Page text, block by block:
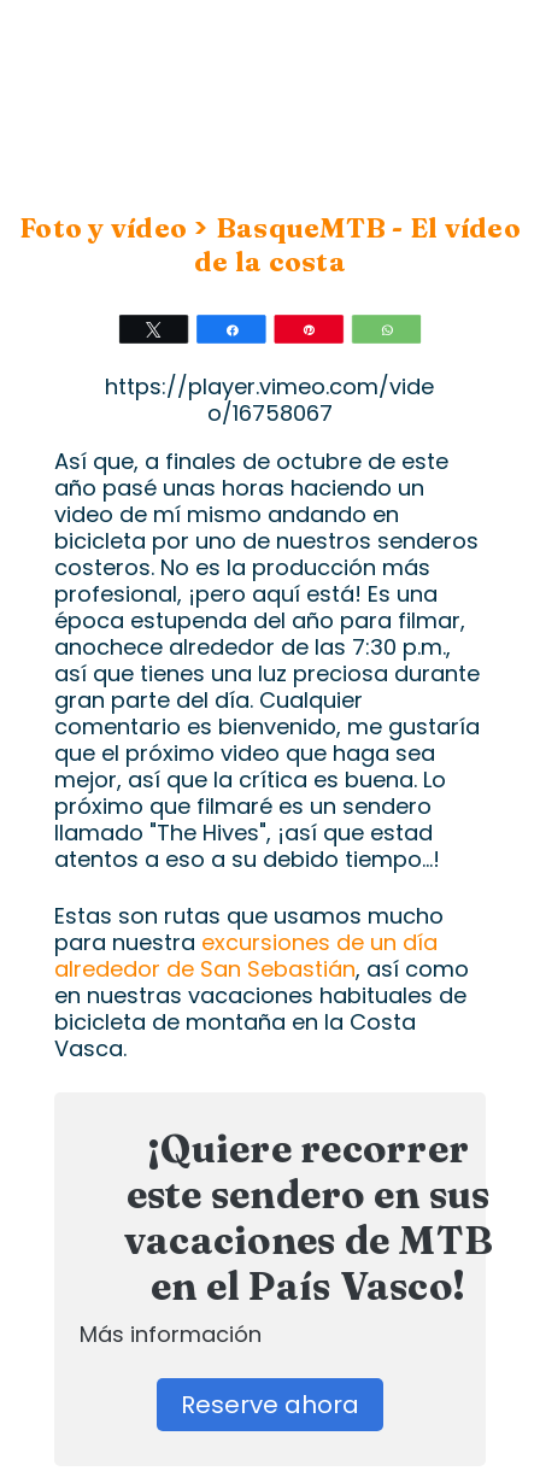
Foto y vídeo > BasqueMTB - El vídeo
de la costa
Compartir
https://player.vimeo.com/vide
o/16758067
Así que, a finales de octubre de este
año pasé unas horas haciendo un
video de mí mismo andando en
bicicleta por uno de nuestros senderos
costeros. No es la producción más
profesional, ¡pero aquí está! Es una
época estupenda del año para filmar,
anochece alrededor de las 7:30 p.m.,
así que tienes una luz preciosa durante
gran parte del día. Cualquier
comentario es bienvenido, me gustaría
que el próximo video que haga sea
mejor, así que la crítica es buena. Lo
próximo que filmaré es un sendero
llamado "The Hives", ¡así que estad
atentos a eso a su debido tiempo...!
Estas son rutas que usamos mucho
para nuestra excursiones de un día
alrededor de San Sebastián, así como
en nuestras vacaciones habituales de
bicicleta de montaña en la Costa
Vasca.
¡Quiere recorrer
este sendero en sus
vacaciones de MTB
en el País Vasco!
Más información
Reserve ahora